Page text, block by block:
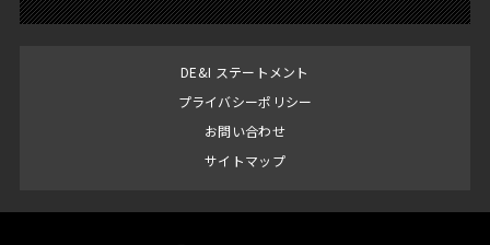
DE&I ステートメント
プライバシーポリシー
お問い合わせ
サイトマップ